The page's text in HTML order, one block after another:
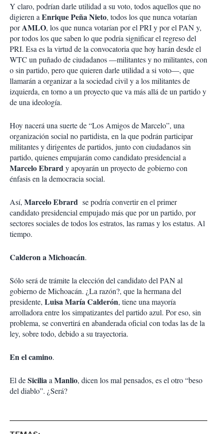
Y claro, podrían darle utilidad a su voto, todos aquellos que no
digieren a Enrique Peña Nieto, todos los que nunca votarían
porAMLO, los que nunca votarían por el PRI y por el PAN y,
por todos los que saben lo que podría significar el regreso del
PRI. Esa es la virtud de la convocatoria que hoy harán desde el
WTC un puñado de ciudadanos —militantes y no militantes, con
o sin partido, pero que quieren darle utilidad a si voto—, que
llamarán a organizar a la sociedad civil y a los militantes de
izquierda, en torno a un proyecto que va más allá de un partido y
de una ideología.
Hoy nacerá una suerte de “Los Amigos de Marcelo”, una
organización social no partidista, en la que podrán participar
militantes y dirigentes de partidos, junto con ciudadanos sin
partido, quienes empujarán como candidato presidencial a
Marcelo Ebrardy apoyarán un proyecto de gobierno con
énfasis en la democracia social.
Así, Marcelo Ebrard se podría convertir en el primer
candidato presidencial empujado más que por un partido, por
sectores sociales de todos los estratos, las ramas y los estatus. Al
tiempo.
Calderon a Michoacán.
Sólo será de trámite la elección del candidato del PAN al
gobierno de Michoacán. ¿La razón?, que la hermana del
presidente, Luisa María Calderón, tiene una mayoría
arrolladora entre los simpatizantes del partido azul. Por eso, sin
problema, se convertirá en abanderada oficial con todas las de la
ley, sobre todo, debido a su trayectoria.
En el camino.
El deSiciliaa Manlio, dicen los mal pensados, es el otro “beso
del diablo”. ¿Será?